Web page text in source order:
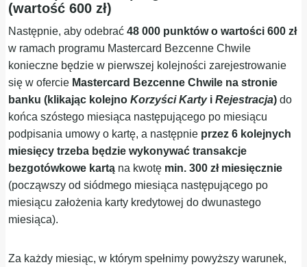
(wartość 600 zł)
Następnie, aby odebrać48 000 punktów o wartości 600 zł
w ramach programu Mastercard Bezcenne Chwile
konieczne będzie w pierwszej kolejności zarejestrowanie
się w ofercie Mastercard Bezcenne Chwile na stronie
banku (klikając kolejnoKorzyści KartyiRejestracja) do
końca szóstego miesiąca następującego po miesiącu
podpisania umowy o kartę, a następnie przez 6 kolejnych
miesięcy trzeba będzie wykonywać transakcje
bezgotówkowe kartą na kwotę min. 300 zł miesięcznie
(począwszy od siódmego miesiąca następującego po
miesiącu założenia karty kredytowej do dwunastego
miesiąca).
Za każdy miesiąc, w którym spełnimy powyższy warunek,